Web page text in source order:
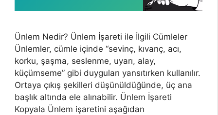
Ünlem Nedir? Ünlem İşareti ile İlgili Cümleler
Ünlemler, cümle içinde “sevinç, kıvanç, acı,
korku, şaşma, seslenme, uyarı, alay,
küçümseme” gibi duyguları yansıtırken kullanılır.
Ortaya çıkış şekilleri düşünüldüğünde, üç ana
başlık altında ele alınabilir. Ünlem İşareti
Kopyala Ünlem işaretini aşağıdan